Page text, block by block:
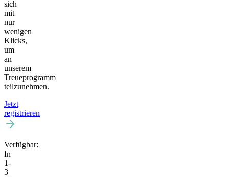
sich
mit
nur
wenigen
Klicks,
um
an
unserem
Treueprogramm
teilzunehmen.
Jetzt
registrieren
Verfügbar:
In
1-
3